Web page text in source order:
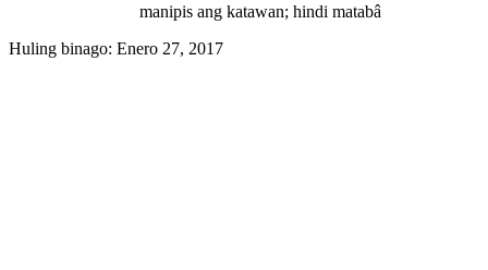
manipis ang katawan; hindi matabâ
Huling binago: Enero 27, 2017